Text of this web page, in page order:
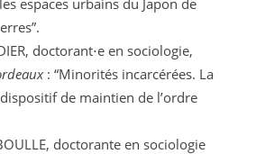
doctorant⋅e en sociologie,
: “Minorités incarcérées. La
de maintien de l’ordre
doctorante en sociologie